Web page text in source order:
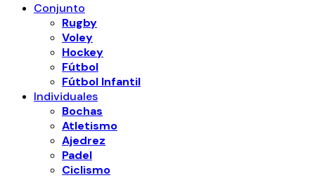
Conjunto
Rugby
Voley
Hockey
Fútbol
Fútbol Infantil
Individuales
Bochas
Atletismo
Ajedrez
Padel
Ciclismo